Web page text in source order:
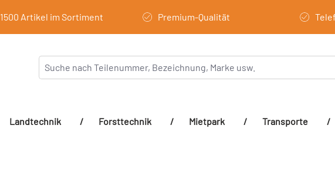
1500 Artikel im Sortiment Premium-Qualität
Landtechnik / Forsttechnik / Mietpark / Transporte /